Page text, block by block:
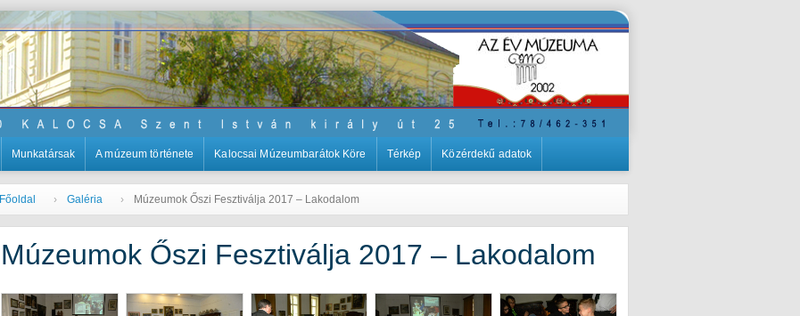
Munkatársak A múzeum története Kalocsai Múzeumbarátok Köre Térkép Közérdekű adatok
Főoldal Galéria Múzeumok Őszi Fesztiválja 2017 – Lakodalom
Múzeumok Őszi Fesztiválja 2017 – Lakodalom